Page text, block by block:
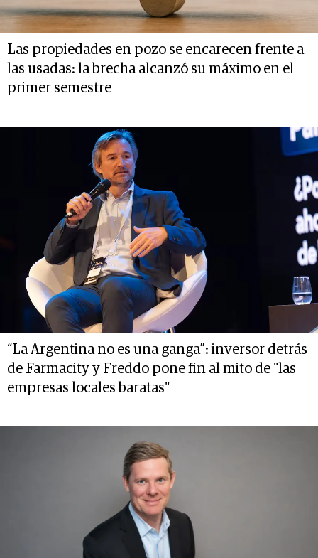
Las propiedades en pozo se encarecen frente a
las usadas: la brecha alcanzó su máximo en el
primer semestre
“La Argentina no es una ganga”: inversor detrás
de Farmacity y Freddo pone fin al mito de "las
empresas locales baratas"